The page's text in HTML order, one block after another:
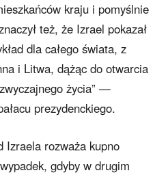
kraju i pomyślnie
też, że Izrael pokazał
dla całego świata, z
i Litwa, dążąc do otwarcia
życia” —
prezydenckiego.
Izraela rozważa kupno
gdyby w drugim